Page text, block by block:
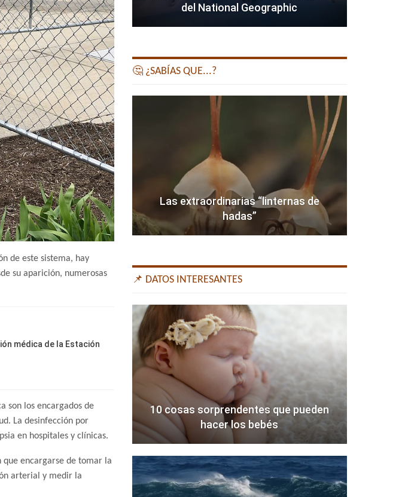
de este sistema, hay
su aparición, numerosas
médica de la Estación
son los encargados de
La desinfección por
en hospitales y clínicas.
que encargarse de tomar la
arterial y medir la
del National Geographic
🤔 ¿SABÍAS QUE...?
Las extraordinarias “linternas de
hadas”
📌 DATOS INTERESANTES
10 cosas sorprendentes que pueden
hacer los bebés